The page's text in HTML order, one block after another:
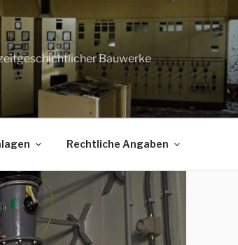
Bauwerke
Rechtliche Angaben